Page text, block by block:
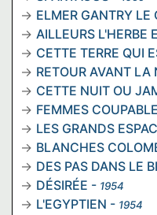
ELMER GANTRY LE
AILLEURS L'HERBE
CETTE TERRE QUI
RETOUR AVANT LA
CETTE NUIT OU
FEMMES
LES GRANDS
BLANCHES
DES PAS DANS LE
DÉSIRÉE - 1954
L'EGYPTIEN - 1954